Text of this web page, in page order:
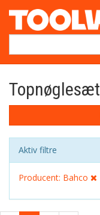
Topnøglesæt
Aktiv filtre
Producent: Bahco